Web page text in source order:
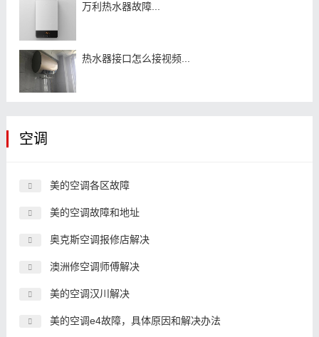
万利热水器故障...
热水器接口怎么接视频...
空调
美的空调各区故障
美的空调故障和地址
奥克斯空调报修店解决
澳洲修空调师傅解决
美的空调汉川解决
美的空调e4故障，具体原因和解决办法